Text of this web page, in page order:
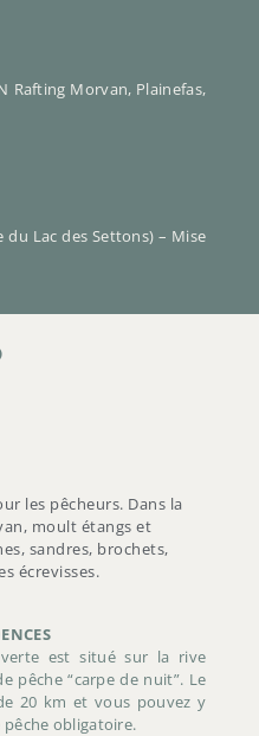
Rafting Morvan, Plainefas,
du Lac des Settons) – Mise
les pêcheurs. Dans la
moult étangs et
sandres, brochets,
écrevisses.
est situé sur la rive
pêche “carpe de nuit”. Le
20 km et vous pouvez y
pêche obligatoire.